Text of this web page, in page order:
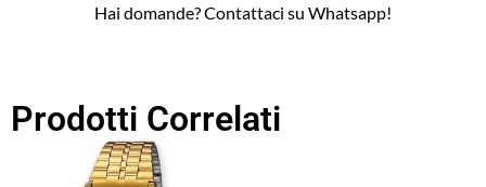
Hai domande? Contattaci su Whatsapp!
Prodotti Correlati